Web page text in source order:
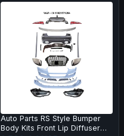
Auto Parts RS Style Bumper
Body Kits Front Lip Diffuser